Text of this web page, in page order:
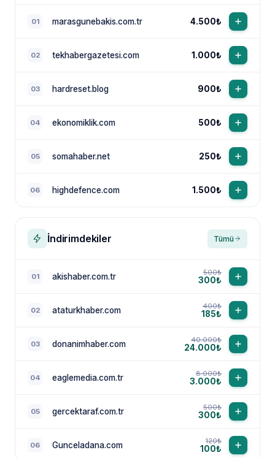
01 marasgunebakis.com.tr 4.500₺
02 tekhabergazetesi.com 1.000₺
03 hardreset.blog 900₺
04 ekonomiklik.com 500₺
05 somahaber.net 250₺
06 highdefence.com 1.500₺
İndirimdekiler Tümü
01 akishaber.com.tr 500₺
300₺
02 ataturkhaber.com 400₺
185₺
03 donanimhaber.com 40.000₺
24.000₺
04 eaglemedia.com.tr 8.000₺
3.000₺
05 gercektaraf.com.tr 500₺
300₺
06 Gunceladana.com 120₺
100₺
NewsTanıtım AI Asistan